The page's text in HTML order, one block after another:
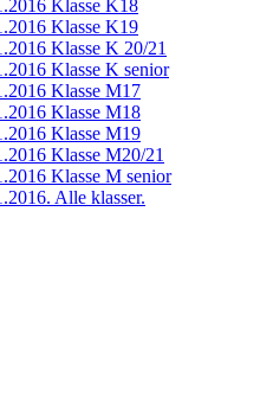
Klasse K18
Klasse K19
Klasse K 20/21
Klasse K senior
Klasse M17
Klasse M18
Klasse M19
Klasse M20/21
Klasse M senior
Alle klasser.